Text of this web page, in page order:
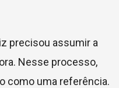
precisou assumir a
Nesse processo,
como uma referência.